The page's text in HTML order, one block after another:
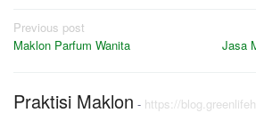
Post
navigation
Previous post
Maklon Parfum Wanita
Jasa
Praktisi Maklon - https://